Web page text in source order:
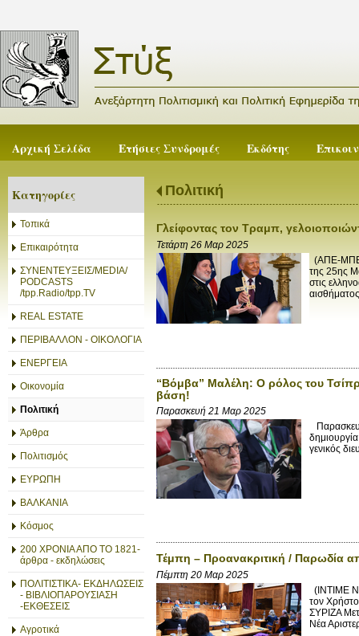
Αρχική Σελίδα Ετήσιες Συνδρομές Εκδότης
Κατηγορίες
Τοπικά
Επικαιρότητα
ΣΥΝΕΝΤΕΥΞΕΙΣ/MEDIA/
PODCASTS
/tpp.Radio/tpp.TV
REAL ESTATE
ΠΕΡΙΒΑΛΛΟΝ - ΟΙΚΟΛΟΓΙΑ
ΕΝΕΡΓΕΙΑ
Οικονομία
Πολιτική
Άρθρα
Πολιτισμός
ΕΥΡΩΠΗ
ΒΑΛΚΑΝΙΑ
Κόσμος
200 ΧΡΟΝΙΑ ΑΠΟ ΤΟ 1821-
άρθρα - εκδηλώσεις
ΠΟΛΙΤΙΣΤΙΚΑ- ΕΚΔΗΛΩΣΕΙΣ
- ΒΙΒΛΙΟΠΑΡΟΥΣΙΑΣΗ
-ΕΚΘΕΣΕΙΣ
Αγροτικά
Πολιτική
Γλείφοντας τον Τραμπ,
Τετάρτη 26 Μαρ 2025
(ΑΠΕ-
της 25ης
στις
“Βόμβα” Μαλέλη: Ο ρόλος του
βάση!
Παρασκευή 21 Μαρ 2025
γενικός
Τέμπη – Προανακριτική / Παρωδία
Πέμπτη 20 Μαρ 2025
(INTIME
τον
ΣΥΡΙΖΑ
Νέα